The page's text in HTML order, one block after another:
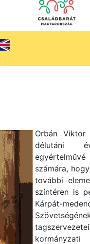
Orbán Viktor
délutáni
számára,
további
színtéren is
Kárpát-